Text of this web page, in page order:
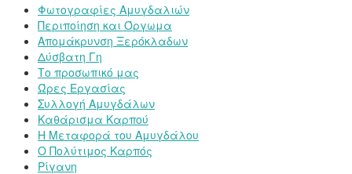
Φωτογραφίες Αμυγδαλιών
Περιποίηση και Όργωμα
Απομάκρυνση Ξερόκλαδων
Δύσβατη Γη
Το προσωπικό μας
Ώρες Εργασίας
Συλλογή Αμυγδάλων
Καθάρισμα Καρπού
Η Μεταφορά του Αμυγδάλου
Ο Πολύτιμος Καρπός
Ρίγανη